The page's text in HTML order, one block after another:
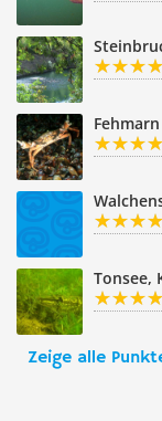
Tonsee,
Zeige alle